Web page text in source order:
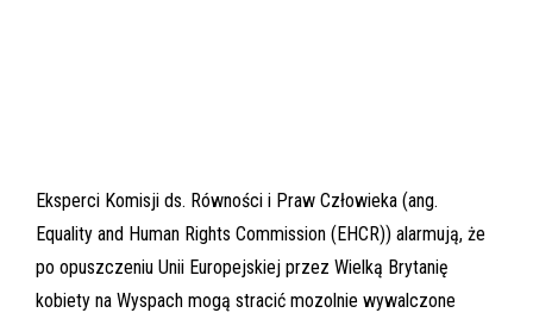
Eksperci Komisji ds. Równości i Praw Człowieka (ang.
Equality and Human Rights Commission (EHCR)) alarmują, że
po opuszczeniu Unii Europejskiej przez Wielką Brytanię
kobiety na Wyspach mogą stracić mozolnie wywalczone